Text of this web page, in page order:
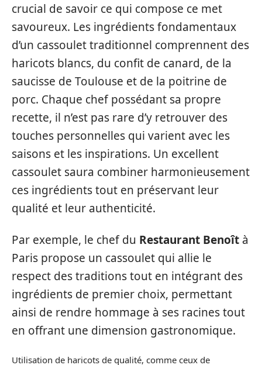
crucial de savoir ce qui compose ce met
savoureux. Les ingrédients fondamentaux
d’un cassoulet traditionnel comprennent des
haricots blancs, du confit de canard, de la
saucisse de Toulouse et de la poitrine de
porc. Chaque chef possédant sa propre
recette, il n’est pas rare d’y retrouver des
touches personnelles qui varient avec les
saisons et les inspirations. Un excellent
cassoulet saura combiner harmonieusement
ces ingrédients tout en préservant leur
qualité et leur authenticité.
Par exemple, le chef du Restaurant Benoît à
Paris propose un cassoulet qui allie le
respect des traditions tout en intégrant des
ingrédients de premier choix, permettant
ainsi de rendre hommage à ses racines tout
en offrant une dimension gastronomique.
Utilisation de haricots de qualité, comme ceux de